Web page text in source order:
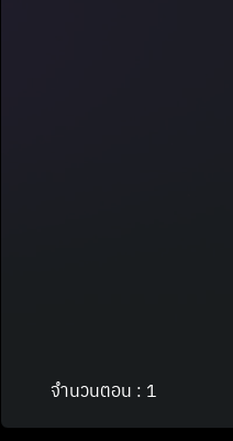
จำนวนตอน : 1